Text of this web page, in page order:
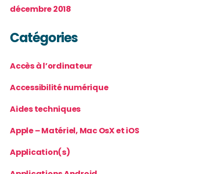
décembre 2018
Catégories
Accès à l’ordinateur
Accessibilité numérique
Aides techniques
Apple – Matériel, Mac OsX et iOS
Application(s)